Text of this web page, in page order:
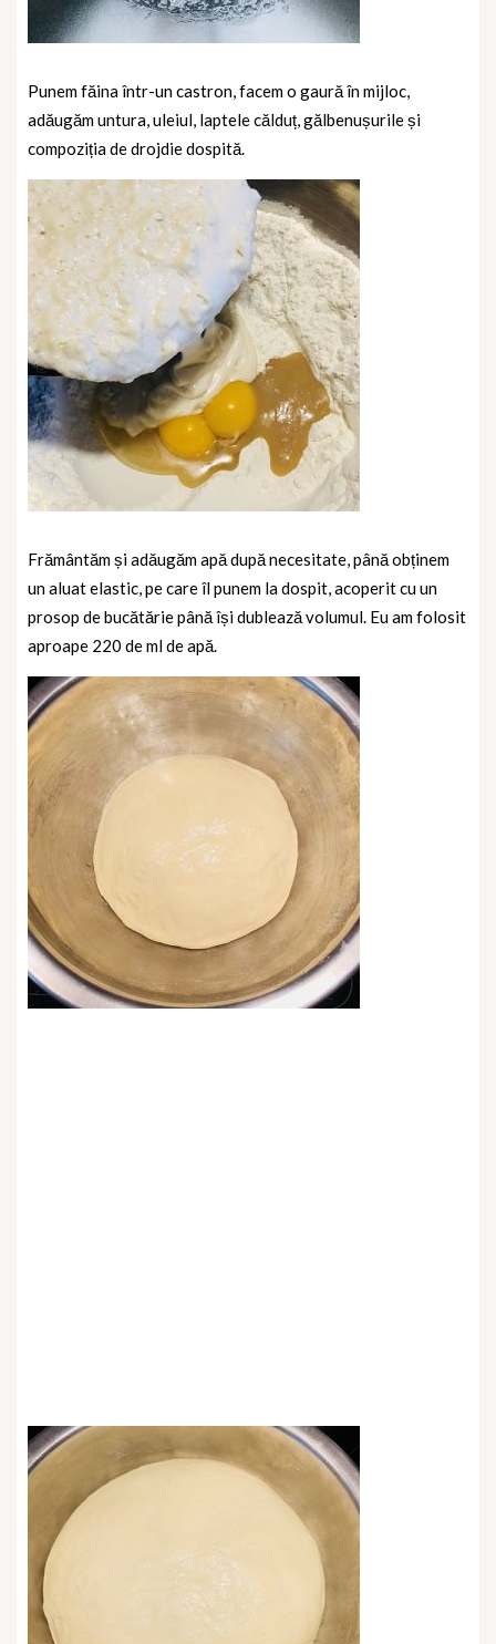
Punem făina într-un castron, facem o gaură în mijloc,
adăugăm untura, uleiul, laptele călduț, gălbenușurile și
compoziția de drojdie dospită.
Frământăm și adăugăm apă după necesitate, până obținem
un aluat elastic, pe care îl punem la dospit, acoperit cu un
prosop de bucătărie până își dublează volumul. Eu am folosit
aproape 220 de ml de apă.